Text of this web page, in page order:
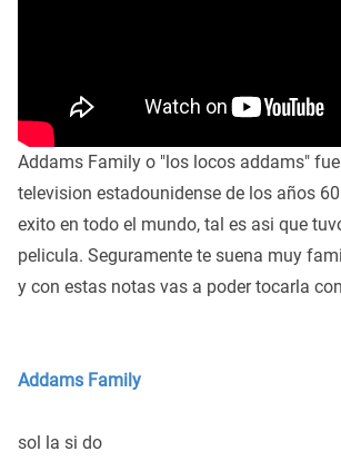
Addams Family o "los locos addams"
television estadounidense de los años
exito en todo el mundo, tal es asi que
pelicula. Seguramente te suena muy
y con estas notas vas a poder tocarla
Addams Family
sol la si do